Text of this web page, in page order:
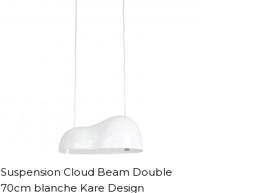
Suspension Cloud Beam Double
70cm blanche Kare Design